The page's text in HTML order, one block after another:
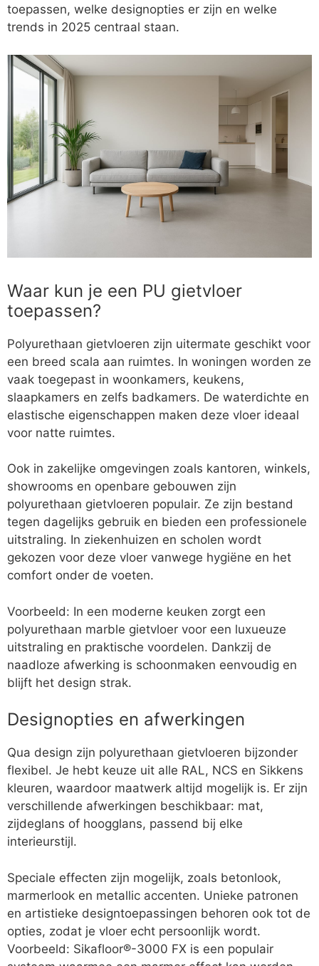
toepassen, welke designopties er zijn en welke
trends in 2025 centraal staan.
Waar kun je een PU gietvloer
toepassen?
Polyurethaan gietvloeren zijn uitermate geschikt voor
een breed scala aan ruimtes. In woningen worden ze
vaak toegepast in woonkamers, keukens,
slaapkamers en zelfs badkamers. De waterdichte en
elastische eigenschappen maken deze vloer ideaal
voor natte ruimtes.
Ook in zakelijke omgevingen zoals kantoren, winkels,
showrooms en openbare gebouwen zijn
polyurethaan gietvloeren populair. Ze zijn bestand
tegen dagelijks gebruik en bieden een professionele
uitstraling. In ziekenhuizen en scholen wordt
gekozen voor deze vloer vanwege hygiëne en het
comfort onder de voeten.
Voorbeeld: In een moderne keuken zorgt een
polyurethaan marble gietvloer voor een luxueuze
uitstraling en praktische voordelen. Dankzij de
naadloze afwerking is schoonmaken eenvoudig en
blijft het design strak.
Designopties en afwerkingen
Qua design zijn polyurethaan gietvloeren bijzonder
flexibel. Je hebt keuze uit alle RAL, NCS en Sikkens
kleuren, waardoor maatwerk altijd mogelijk is. Er zijn
verschillende afwerkingen beschikbaar: mat,
zijdeglans of hoogglans, passend bij elke
interieurstijl.
Speciale effecten zijn mogelijk, zoals betonlook,
marmerlook en metallic accenten. Unieke patronen
en artistieke designtoepassingen behoren ook tot de
opties, zodat je vloer echt persoonlijk wordt.
Voorbeeld: Sikafloor®-3000 FX is een populair